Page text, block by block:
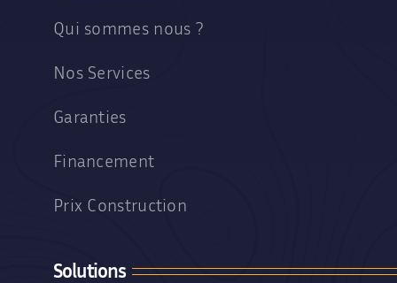
Qui sommes nous ?
Nos Services
Garanties
Financement
Prix Construction
Solutions